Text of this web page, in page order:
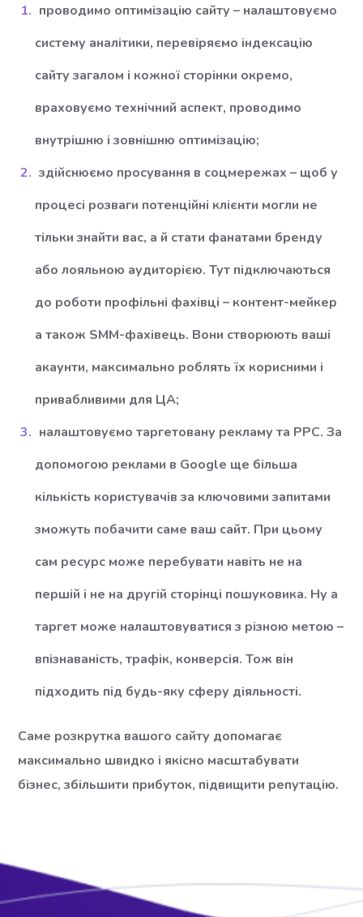
проводимо оптимізацію сайту – налаштовуємо
систему аналітики, перевіряємо індексацію
сайту загалом і кожної сторінки окремо,
враховуємо технічний аспект, проводимо
внутрішню і зовнішню оптимізацію;
здійснюємо просування в соцмережах – щоб у
процесі розваги потенційні клієнти могли не
тільки знайти вас, а й стати фанатами бренду
або лояльною аудиторією. Тут підключаються
до роботи профільні фахівці – контент-мейкер
а також SMM-фахівець. Вони створюють ваші
акаунти, максимально роблять їх корисними і
привабливими для ЦА;
налаштовуємо таргетовану рекламу та РРС. За
допомогою реклами в Google ще більша
кількість користувачів за ключовими запитами
зможуть побачити саме ваш сайт. При цьому
сам ресурс може перебувати навіть не на
першій і не на другій сторінці пошуковика. Ну а
таргет може налаштовуватися з різною метою –
впізнаваність, трафік, конверсія. Тож він
підходить під будь-яку сферу діяльності.
Саме розкрутка вашого сайту допомагає
максимально швидко і якісно масштабувати
бізнес, збільшити прибуток, підвищити репутацію.